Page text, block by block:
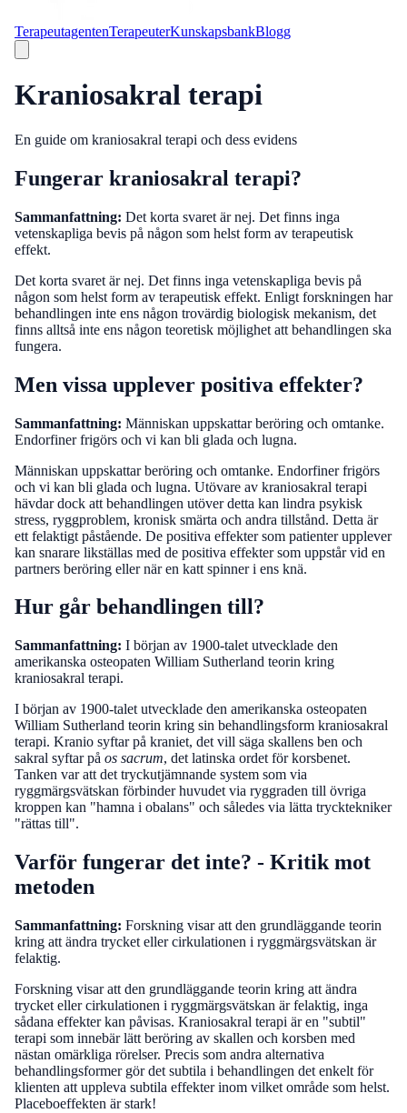
TerapeutagentenTerapeuterKunskapsbankBlogg
Kraniosakral terapi
En guide om kraniosakral terapi och dess evidens
Fungerar kraniosakral terapi?
Sammanfattning: Det korta svaret är nej. Det finns inga
vetenskapliga bevis på någon som helst form av terapeutisk
effekt.
Det korta svaret är nej. Det finns inga vetenskapliga bevis på
någon som helst form av terapeutisk effekt. Enligt forskningen har
behandlingen inte ens någon trovärdig biologisk mekanism, det
finns alltså inte ens någon teoretisk möjlighet att behandlingen ska
fungera.
Men vissa upplever positiva effekter?
Sammanfattning: Människan uppskattar beröring och omtanke.
Endorfiner frigörs och vi kan bli glada och lugna.
Människan uppskattar beröring och omtanke. Endorfiner frigörs
och vi kan bli glada och lugna. Utövare av kraniosakral terapi
hävdar dock att behandlingen utöver detta kan lindra psykisk
stress, ryggproblem, kronisk smärta och andra tillstånd. Detta är
ett felaktigt påstående. De positiva effekter som patienter upplever
kan snarare likställas med de positiva effekter som uppstår vid en
partners beröring eller när en katt spinner i ens knä.
Hur går behandlingen till?
Sammanfattning: I början av 1900-talet utvecklade den
amerikanska osteopaten William Sutherland teorin kring
kraniosakral terapi.
I början av 1900-talet utvecklade den amerikanska osteopaten
William Sutherland teorin kring sin behandlingsform kraniosakral
terapi. Kranio syftar på kraniet, det vill säga skallens ben och
sakral syftar på os sacrum, det latinska ordet för korsbenet.
Tanken var att det tryckutjämnande system som via
ryggmärgsvätskan förbinder huvudet via ryggraden till övriga
kroppen kan "hamna i obalans" och således via lätta trycktekniker
"rättas till".
Varför fungerar det inte? - Kritik mot
metoden
Sammanfattning: Forskning visar att den grundläggande teorin
kring att ändra trycket eller cirkulationen i ryggmärgsvätskan är
felaktig.
Forskning visar att den grundläggande teorin kring att ändra
trycket eller cirkulationen i ryggmärgsvätskan är felaktig, inga
sådana effekter kan påvisas. Kraniosakral terapi är en "subtil"
terapi som innebär lätt beröring av skallen och korsben med
nästan omärkliga rörelser. Precis som andra alternativa
behandlingsformer gör det subtila i behandlingen det enkelt för
klienten att uppleva subtila effekter inom vilket område som helst.
Placeboeffekten är stark!